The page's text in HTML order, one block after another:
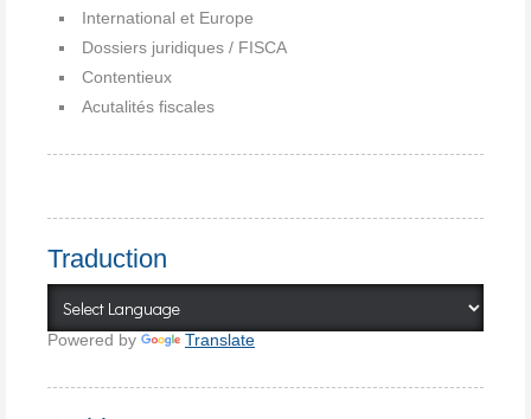
International et Europe
Dossiers juridiques / FISCA
Contentieux
Acutalités fiscales
Traduction
Powered by Translate